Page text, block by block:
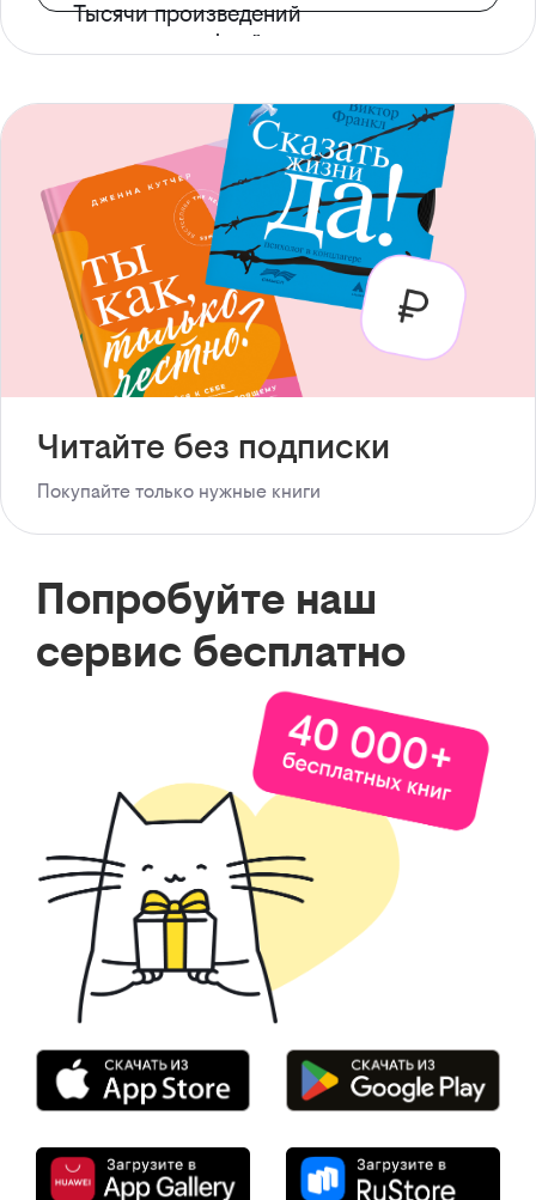
Тысячи произведений
с доступом офлайн
Читайте без подписки
Покупайте только нужные книги
Попробуйте наш
сервис бесплатно